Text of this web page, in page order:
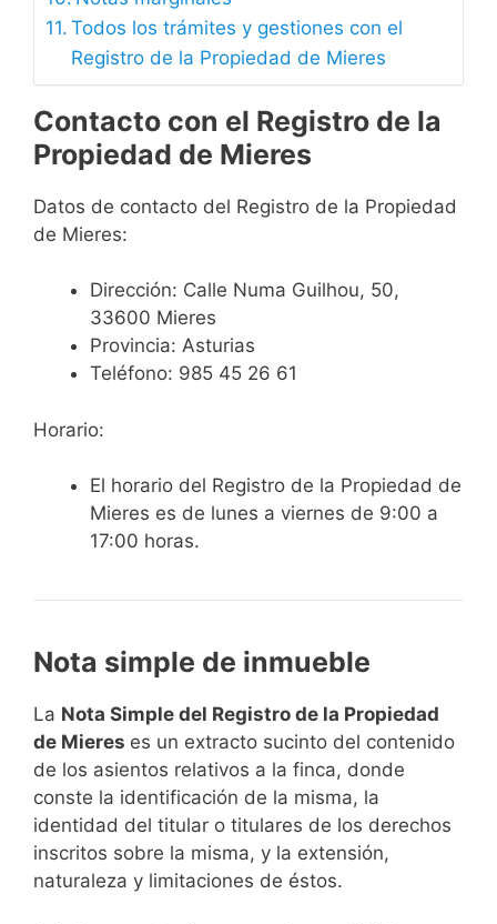
Todos los trámites y gestiones con el
Registro de la Propiedad de Mieres
Contacto con el Registro de la
Propiedad de Mieres
Datos de contacto del Registro de la Propiedad
de Mieres:
Dirección: Calle Numa Guilhou, 50,
33600 Mieres
Provincia: Asturias
Teléfono: 985 45 26 61
Horario:
El horario del Registro de la Propiedad de
Mieres es de lunes a viernes de 9:00 a
17:00 horas.
Nota simple de inmueble
La Nota Simple del Registro de la Propiedad
de Mieres es un extracto sucinto del contenido
de los asientos relativos a la finca, donde
conste la identificación de la misma, la
identidad del titular o titulares de los derechos
inscritos sobre la misma, y la extensión,
naturaleza y limitaciones de éstos.